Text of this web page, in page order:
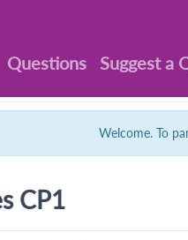
Questions Suggest a
Welcome. To
CP1